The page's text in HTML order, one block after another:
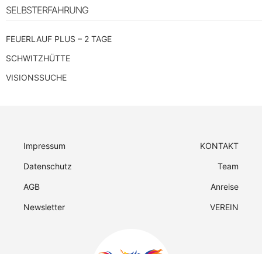
SELBSTERFAHRUNG
FEUERLAUF PLUS – 2 TAGE
SCHWITZHÜTTE
VISIONSSUCHE
Impressum
Datenschutz
AGB
Newsletter
KONTAKT
Team
Anreise
VEREIN